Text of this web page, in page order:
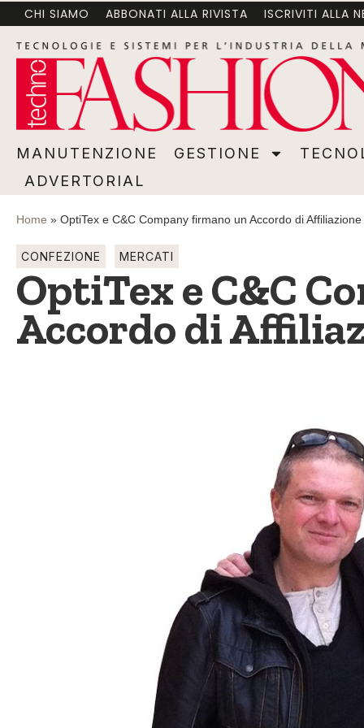
MANUTENZIONE GESTIONE
CHI SIAMO ABBONATI ALLA RIVISTA ISCRIVITI ALLA
MANUTENZIONE GESTIONE
ADVERTORIAL
Home » OptiTex e C&C Company firmano un Accordo di Affiliazione
CONFEZIONE MERCATI
OptiTex e C&C
Accordo di